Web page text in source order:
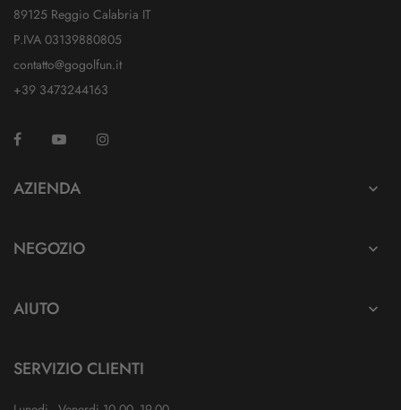
89125 Reggio Calabria IT
P.IVA 03139880805
contatto@gogolfun.it
+39 3473244163
Facebook YouTube
AZIENDA 
NEGOZIO 
AIUTO 
SERVIZIO CLIENTI